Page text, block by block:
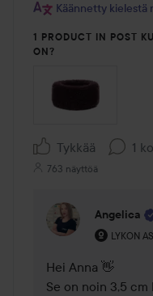
Käännetty kielestä
1 PRODUCT IN POST
ON?
Tykkää 1
763 näyttöä
Angelica
LYKON
Käyttäjän
Hei Anna 👋
Se on noin 3,5